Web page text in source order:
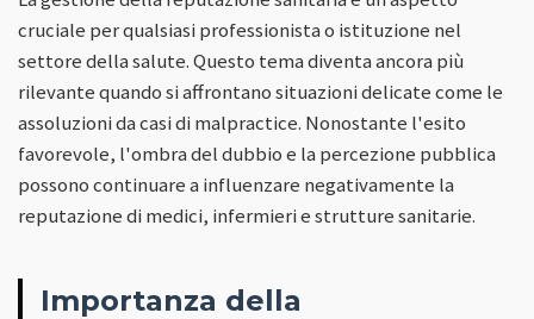
cruciale per qualsiasi professionista o istituzione nel
settore della salute. Questo tema diventa ancora più
rilevante quando si affrontano situazioni delicate come le
assoluzioni da casi di malpractice. Nonostante l'esito
favorevole, l'ombra del dubbio e la percezione pubblica
possono continuare a influenzare negativamente la
reputazione di medici, infermieri e strutture sanitarie.
Importanza della